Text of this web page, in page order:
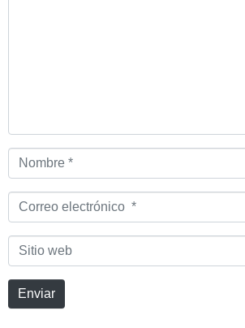
Nombre
*
Correo
electrónico
*Sitio
web
Enviar